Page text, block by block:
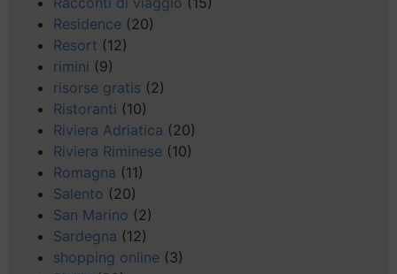
Residence (20)
Resort (12)
rimini (9)
risorse gratis (2)
Ristoranti (10)
Riviera Adriatica (20)
Riviera Riminese (10)
Romagna (11)
Salento (20)
San Marino (2)
Sardegna (12)
shopping online (3)